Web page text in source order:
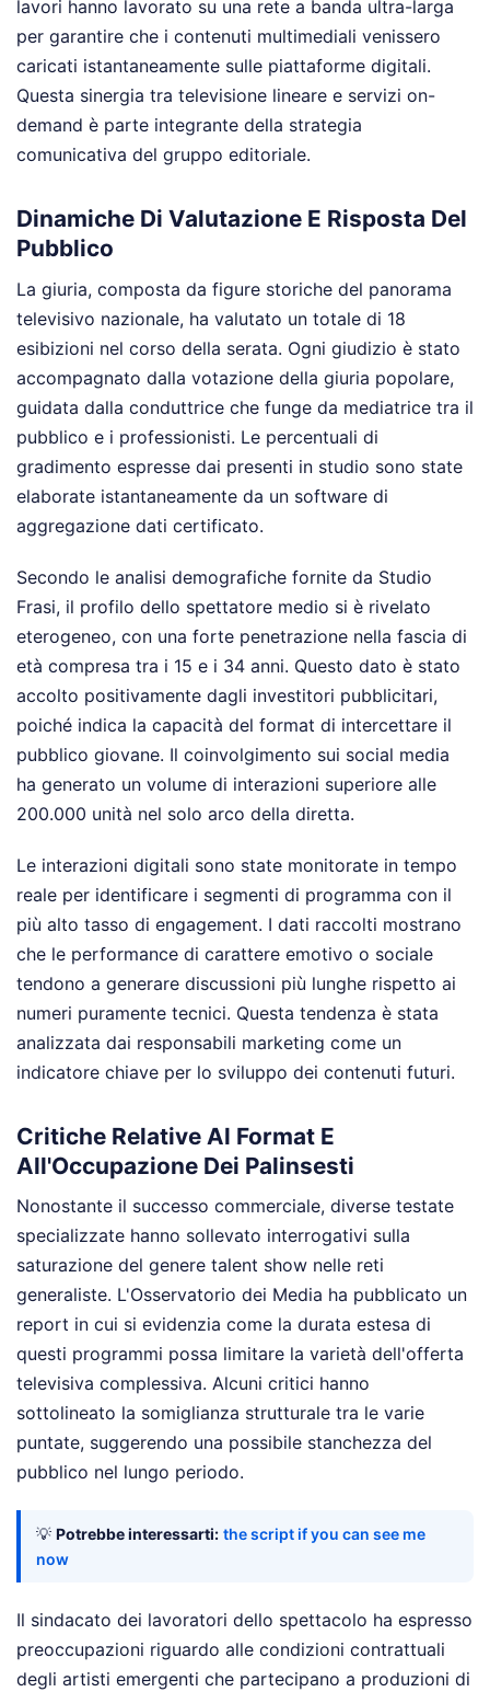
lavori hanno lavorato su una rete a banda ultra-larga
per garantire che i contenuti multimediali venissero
caricati istantaneamente sulle piattaforme digitali.
Questa sinergia tra televisione lineare e servizi on-
demand è parte integrante della strategia
comunicativa del gruppo editoriale.
Dinamiche Di Valutazione E Risposta Del
Pubblico
La giuria, composta da figure storiche del panorama
televisivo nazionale, ha valutato un totale di 18
esibizioni nel corso della serata. Ogni giudizio è stato
accompagnato dalla votazione della giuria popolare,
guidata dalla conduttrice che funge da mediatrice tra il
pubblico e i professionisti. Le percentuali di
gradimento espresse dai presenti in studio sono state
elaborate istantaneamente da un software di
aggregazione dati certificato.
Secondo le analisi demografiche fornite da Studio
Frasi, il profilo dello spettatore medio si è rivelato
eterogeneo, con una forte penetrazione nella fascia di
età compresa tra i 15 e i 34 anni. Questo dato è stato
accolto positivamente dagli investitori pubblicitari,
poiché indica la capacità del format di intercettare il
pubblico giovane. Il coinvolgimento sui social media
ha generato un volume di interazioni superiore alle
200.000 unità nel solo arco della diretta.
Le interazioni digitali sono state monitorate in tempo
reale per identificare i segmenti di programma con il
più alto tasso di engagement. I dati raccolti mostrano
che le performance di carattere emotivo o sociale
tendono a generare discussioni più lunghe rispetto ai
numeri puramente tecnici. Questa tendenza è stata
analizzata dai responsabili marketing come un
indicatore chiave per lo sviluppo dei contenuti futuri.
Critiche Relative Al Format E
All'Occupazione Dei Palinsesti
Nonostante il successo commerciale, diverse testate
specializzate hanno sollevato interrogativi sulla
saturazione del genere talent show nelle reti
generaliste. L'Osservatorio dei Media ha pubblicato un
report in cui si evidenzia come la durata estesa di
questi programmi possa limitare la varietà dell'offerta
televisiva complessiva. Alcuni critici hanno
sottolineato la somiglianza strutturale tra le varie
puntate, suggerendo una possibile stanchezza del
pubblico nel lungo periodo.
💡 Potrebbe interessarti: the script if you can see me
now
Il sindacato dei lavoratori dello spettacolo ha espresso
preoccupazioni riguardo alle condizioni contrattuali
degli artisti emergenti che partecipano a produzioni di